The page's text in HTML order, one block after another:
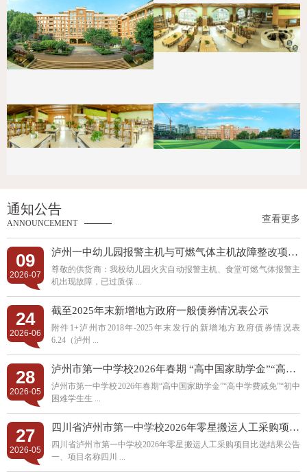
通知公告
ANNOUNCEMENT 查看更多
泸州一中幼儿园报警主机与可燃气体主机故障整改项目比选邀请函
09
2026-07
尊敬的供货商：我校幼儿园火灾自动报警主机、食堂可燃气体报警主
机出现故障，已过质保 ...
截至2025年末新增地方政府一般债券情况表公示
24
2026-06
附件1+泸州市2018年-2025年末发行的新增地方政府债券情况表
6.24（泸州 ...
泸州市第一中学校2026年春期 “高中国家助学金”“高中学费减免”“初中困难学生生活补助”资助学生名单公示
28
2026-05
泸州市第一中学校2026年春期“高中国家助学金”“高中学费减免”“初中
困难学生生 ...
四川省泸州市第一中学校2026年零星搬运人工采购项目比选结果公告
27
2026-05
四川省泸州市第一中学校2026年零星搬运人工采购项目比选结果公告
一、项目名称四川 ...